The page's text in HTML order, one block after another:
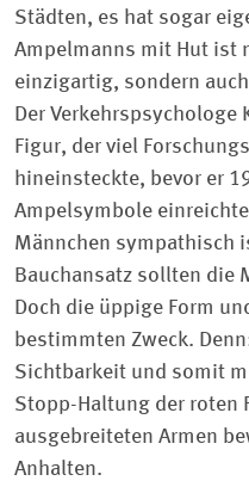
Städten, es hat sogar
Ampelmanns mit Hut ist
einzigartig, sondern
Der Verkehrspsychologe
Figur, der viel
hineinsteckte, bevor er
Ampelsymbole
Männchen sympathisch
Bauchansatz sollten die
Doch die üppige Form
bestimmten Zweck.
Sichtbarkeit und somit
Stopp-Haltung der roten
ausgebreiteten Armen
Anhalten.